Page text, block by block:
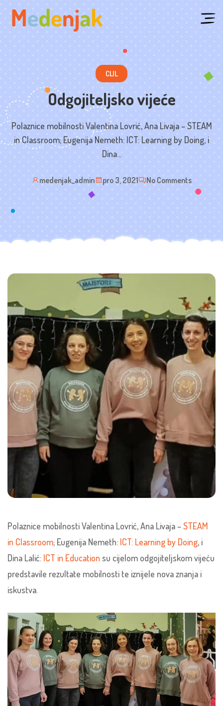
Skip
CLIL
Odgojiteljsko vijeće
Polaznice mobilnosti Valentina Lovrić, Ana Livaja – STEAM
in Classroom; Eugenija Nemeth: ICT: Learning by Doing, i
Dina...
medenjak_admin pro 3, 2021 No Comments
Polaznice mobilnosti Valentina Lovrić, Ana Livaja –STEAM
in Classroom; Eugenija Nemeth: ICT: Learning by Doing, i
Dina Lalić: ICT in Education su cijelom odgojiteljskom vijeću
predstavile rezultate mobilnosti te iznijele nova znanja i
iskustva.